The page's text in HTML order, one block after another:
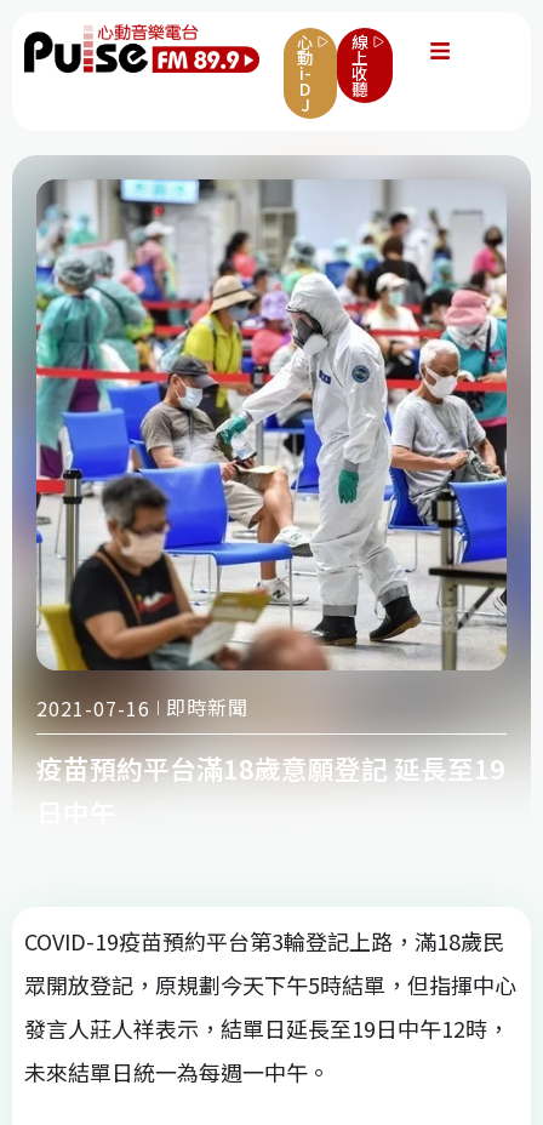
心
動
i-
D
J
線
上
收
聽
2021-07-16 即時新聞
疫苗預約平台滿18歲意願登記 延長至19
COVID-19疫苗預約平台第3輪登記上路，滿18歲民
眾開放登記，原規劃今天下午5時結單，但指揮中心
發言人莊人祥表示，結單日延長至19日中午12時，
未來結單日統一為每週一中午。